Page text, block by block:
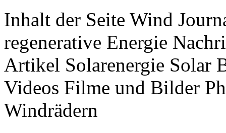
Inhalt der Seite Wind
regenerative Energie
Artikel Solarenergie Solar
Videos Filme und Bilder
Windrädern